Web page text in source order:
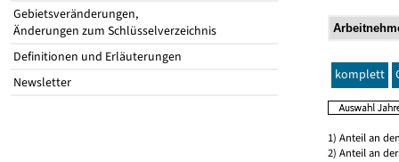
Gebietsveränderungen,
Änderungen zum Schlüsselverzeichnis
Definitionen und Erläuterungen
Newsletter
komplett
1) Anteil an
2) Anteil an